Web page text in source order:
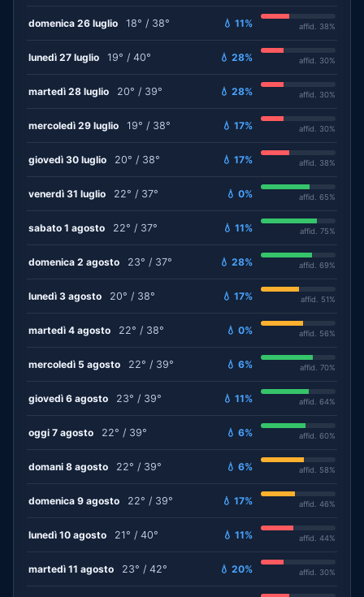
domenica 26 luglio 18° / 38° 💧 11% affid. 38%
lunedì 27 luglio 19° / 40° 💧 28% affid. 30%
martedì 28 luglio 20° / 39° 💧 28% affid. 30%
mercoledì 29 luglio 19° / 38° 💧 17% affid. 30%
giovedì 30 luglio 20° / 38° 💧 17% affid. 38%
venerdì 31 luglio 22° / 37° 💧 0% affid. 65%
sabato 1 agosto 22° / 37° 💧 11% affid. 75%
domenica 2 agosto 23° / 37° 💧 28% affid. 69%
lunedì 3 agosto 20° / 38° 💧 17% affid. 51%
martedì 4 agosto 22° / 38° 💧 0% affid. 56%
mercoledì 5 agosto 22° / 39° 💧 6% affid. 70%
giovedì 6 agosto 23° / 39° 💧 11% affid. 64%
oggi 7 agosto 22° / 39° 💧 6% affid. 60%
domani 8 agosto 22° / 39° 💧 6% affid. 58%
domenica 9 agosto 22° / 39° 💧 17% affid. 46%
lunedì 10 agosto 21° / 40° 💧 11% affid. 44%
martedì 11 agosto 23° / 42° 💧 20% affid. 30%